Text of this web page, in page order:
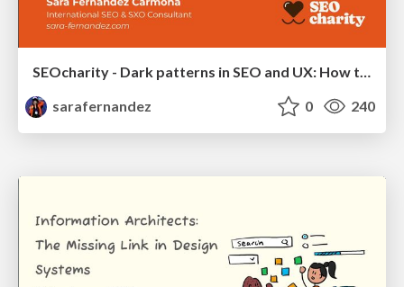
SEOcharity - Dark patterns in SEO and UX: How to avoid them and build a more ethical web
sarafernandez
0 240